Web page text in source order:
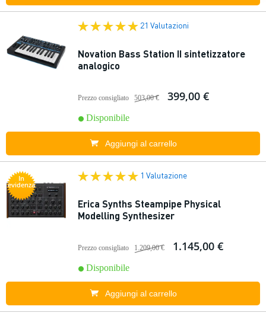
21 Valutazioni
Novation Bass Station II sintetizzatore
analogico
Prezzo consigliato 503,00 € 399,00 €
Disponibile
Aggiungi al carrello
In
evidenza
1 Valutazione
Erica Synths Steampipe Physical
Modelling Synthesizer
Prezzo consigliato 1.209,00 € 1.145,00 €
Disponibile
Aggiungi al carrello